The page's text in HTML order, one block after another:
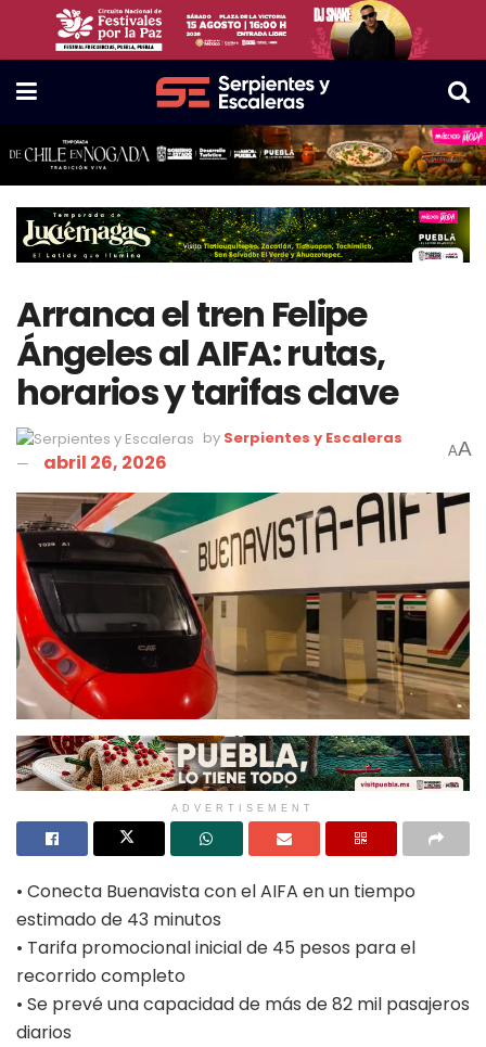
Arranca el tren Felipe
Ángeles al AIFA: rutas,
horarios y tarifas clave
by Serpientes y Escaleras
abril 26, 2026 AA
ADVERTISEMENT
• Conecta Buenavista con el AIFA en un tiempo
estimado de 43 minutos
• Tarifa promocional inicial de 45 pesos para el
recorrido completo
• Se prevé una capacidad de más de 82 mil pasajeros
diarios